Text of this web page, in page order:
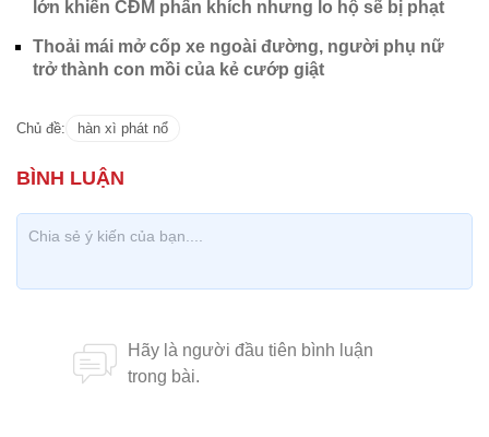
lớn khiến CĐM phấn khích nhưng lo hộ sẽ bị phạt
Thoải mái mở cốp xe ngoài đường, người phụ nữ
trở thành con mồi của kẻ cướp giật
Chủ đề: hàn xì phát nổ